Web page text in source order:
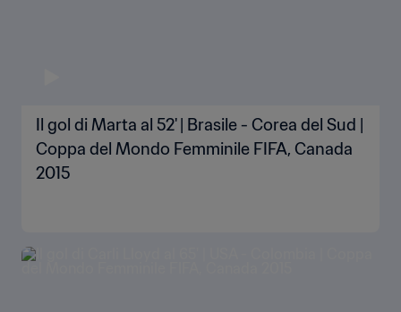
Il gol di Marta al 52' | Brasile - Corea del Sud |
Coppa del Mondo Femminile FIFA, Canada
2015